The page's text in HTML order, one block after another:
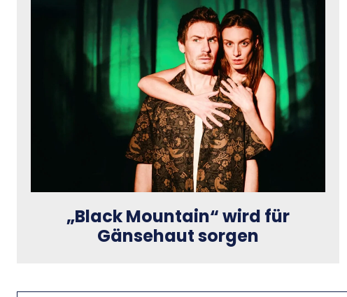
„Black Mountain“ wird für
Gänsehaut sorgen